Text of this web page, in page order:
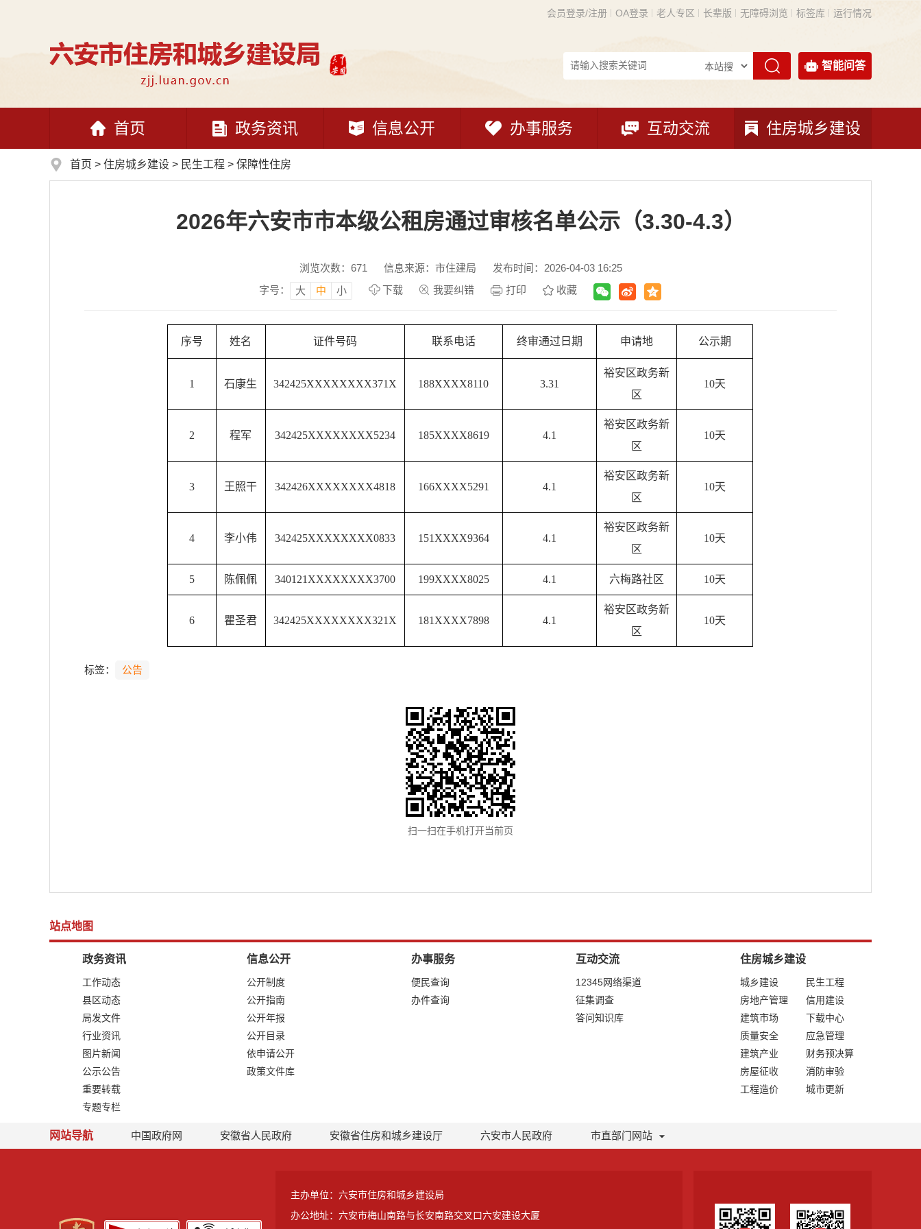
会员登录/注册 OA登录 老人专区 长辈版 无障碍浏览 标签库 运行情况
智能问答
首页 政务资讯 信息公开 办事服务 互动交流 住房城乡建设
首页 > 住房城乡建设 > 民生工程 > 保障性住房
2026年六安市市本级公租房通过审核名单公示（3.30-4.3）
浏览次数： 671 信息来源：市住建局
发布时间：2026-04-03 16:25
字号：
大 中 小 下载 我要纠错 打印 收藏
序号 姓名 证件号码 联系电话 终审通过日期 申请地 公示期
1 石康生 342425XXXXXXXX371X 188XXXX8110 3.31
裕安区政务新
区
10天
2 程军 342425XXXXXXXX5234 185XXXX8619 4.1
裕安区政务新
区
10天
3 王照干 342426XXXXXXXX4818 166XXXX5291 4.1
裕安区政务新
区
10天
4 李小伟 342425XXXXXXXX0833 151XXXX9364 4.1
裕安区政务新
区
10天
5 陈佩佩 340121XXXXXXXX3700 199XXXX8025 4.1 六梅路社区 10天
6 瞿圣君 342425XXXXXXXX321X 181XXXX7898 4.1
裕安区政务新
区
10天
标签： 公告
扫一扫在手机打开当前页
站点地图
政务资讯
工作动态
县区动态
局发文件
行业资讯
图片新闻
公示公告
重要转载
专题专栏
信息公开
公开制度
公开指南
公开年报
公开目录
依申请公开
政策文件库
办事服务
便民查询
办件查询
互动交流
12345网络渠道
征集调查
答问知识库
住房城乡建设
城乡建设
民生工程
房地产管理
信用建设
建筑市场
下载中心
质量安全
应急管理
建筑产业
财务预决算
房屋征收
消防审验
工程造价
城市更新
网站导航 中国政府网 安徽省人民政府 安徽省住房和城乡建设厅 六安市人民政府 市直部门网站
主办单位：六安市住房和城乡建设局
办公地址：六安市梅山南路与长安南路交叉口六安建设大厦